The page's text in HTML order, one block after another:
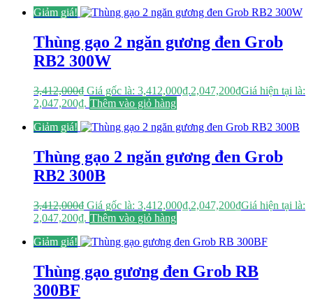
Giảm giá!
Thùng gạo 2 ngăn gương đen Grob
RB2 300W
3,412,000₫ Giá gốc là: 3,412,000₫.2,047,200₫Giá hiện tại là:
2,047,200₫. Thêm vào giỏ hàng
Giảm giá!
Thùng gạo 2 ngăn gương đen Grob
RB2 300B
3,412,000₫ Giá gốc là: 3,412,000₫.2,047,200₫Giá hiện tại là:
2,047,200₫. Thêm vào giỏ hàng
Giảm giá!
Thùng gạo gương đen Grob RB
300BF